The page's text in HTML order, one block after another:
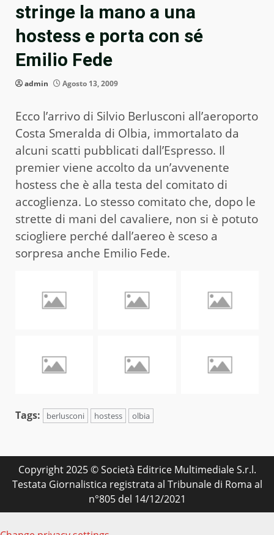
stringe la mano a una
hostess e porta con sé
Emilio Fede
admin Agosto 13, 2009
Ecco l’arrivo di Silvio Berlusconi all’aeroporto
Costa Smeralda di Olbia, immortalato da
alcuni scatti pubblicati dall’Espresso. Il
premier viene accolto da un’avvenente
hostess che è alla testa del comitato di
accoglienza. Lo stesso comitato che, dopo le
strette di mani del cavaliere, non si è potuto
sciogliere perché dall’aereo è sceso a
sorpresa anche Emilio Fede.
Tags: berlusconi hostess olbia
Copyright 2025 © Società Editrice Multimediale S.r.l.
Testata Giornalistica registrata al Tribunale di Roma al
n°805 del 14/12/2021